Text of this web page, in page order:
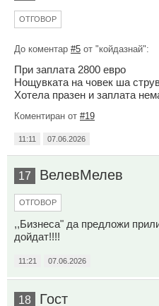
ОТГОВОР
До коментар #5 от "койдазнай":
При заплата 2800 евро
Нощувката на човек ша
Хотела празен и заплата
Коментиран от #19
11:11 07.06.2026
17 ВелевМелев
ОТГОВОР
,,Бизнеса" да предложи
дойдат!!!!
11:21 07.06.2026
18 Гост